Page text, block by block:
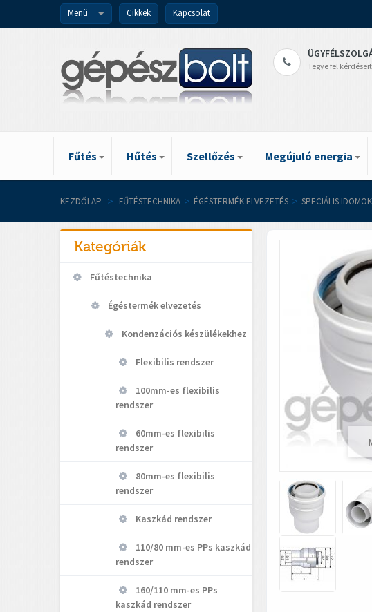
Menü Cikkek Kapcsolat
Tegye fel
Fűtés Hűtés Szellőzés Megújuló energia
KEZDŐLAP > FŰTÉSTECHNIKA > ÉGÉSTERMÉK ELVEZETÉS > SPECIÁLIS
Kategóriák
Fűtéstechnika
Égéstermék elvezetés
Kondenzációs készülékekhez
Flexibilis rendszer
100mm-es flexibilis
rendszer
60mm-es flexibilis
rendszer
80mm-es flexibilis
rendszer
Kaszkád rendszer
110/80 mm-es PPs kaszkád
rendszer
160/110 mm-es PPs
kaszkád rendszer